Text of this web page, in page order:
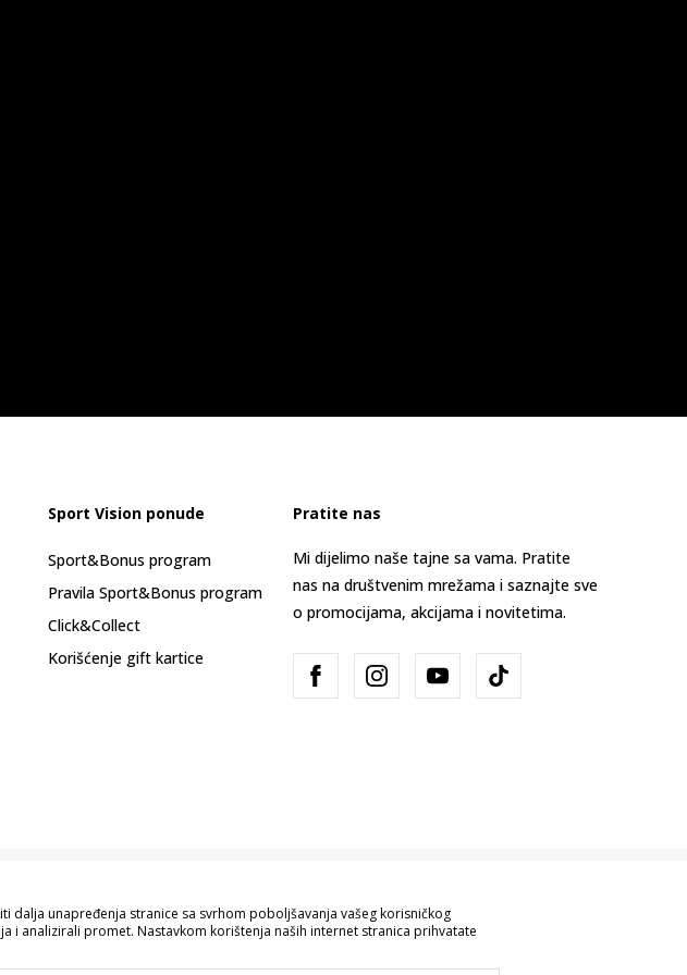
Sport Vision ponude
Sport&Bonus program
Pravila Sport&Bonus program
Click&Collect
Korišćenje gift kartice
Pratite nas
Mi dijelimo naše tajne sa vama. Pratite
nas na društvenim mrežama i saznajte sve
o promocijama, akcijama i novitetima.
možemo garantovati da su sve informacije kompletne i bez grešaka.
unapređenja stranice sa svrhom poboljšavanja vašeg korisničkog
i analizirali promet. Nastavkom korištenja naših internet stranica prihvatate